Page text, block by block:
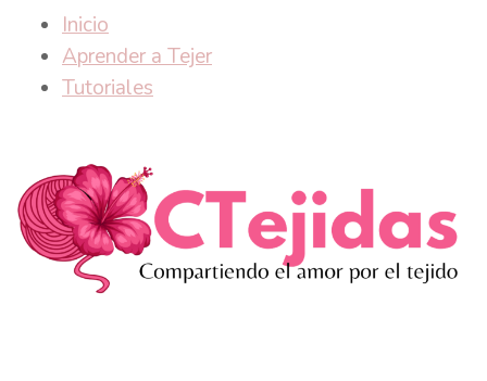
Inicio
Aprender a Tejer
Tutoriales